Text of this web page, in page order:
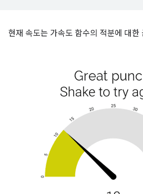
현재 속도는 가속도 함수의 적분에 대한